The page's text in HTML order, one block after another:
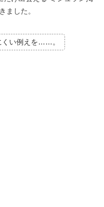
ました。
くい例えを……。